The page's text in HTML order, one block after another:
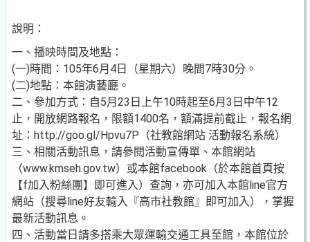
說明：
一、播映時間及地點：
(一)時間：105年6月4日（星期六）晚間7時30分。
(二)地點：本館演藝廳。
二、參加方式：自5月23日上午10時起至6月3日中午12
止，開放網路報名，限額1400名，額滿提前截止，報名網
址：http://goo.gl/Hpvu7P（社教館網站 活動報名系統）
三、相關活動訊息，請參閱活動宣傳單、本館網站
（www.kmseh.gov.tw）或本館facebook（於本館首頁按
【f加入粉絲團】即可進入）查詢，亦可加入本館line官方
網站（搜尋line好友輸入『高市社教館』即可加入），掌握
最新活動訊息。
四、活動當日請多搭乘大眾運輸交通工具至館，本館位於